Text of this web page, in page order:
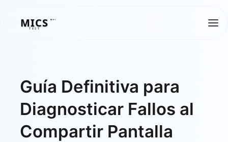
MICS
MICS
TEST
Guía Definitiva para
Diagnosticar Fallos al
Compartir Pantalla